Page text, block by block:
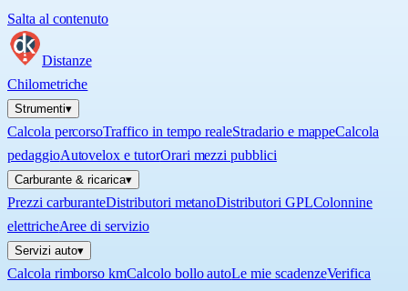
Salta al contenuto
Distanze
Chilometriche
Strumenti▾
Calcola percorsoTraffico in tempo realeStradario e mappeCalcola
pedaggioAutovelox e tutorOrari mezzi pubblici
Carburante & ricarica▾
Prezzi carburanteDistributori metanoDistributori GPLColonnine
elettricheAree di servizio
Servizi auto▾
Calcola rimborso kmCalcolo bollo autoLe mie scadenzeVerifica